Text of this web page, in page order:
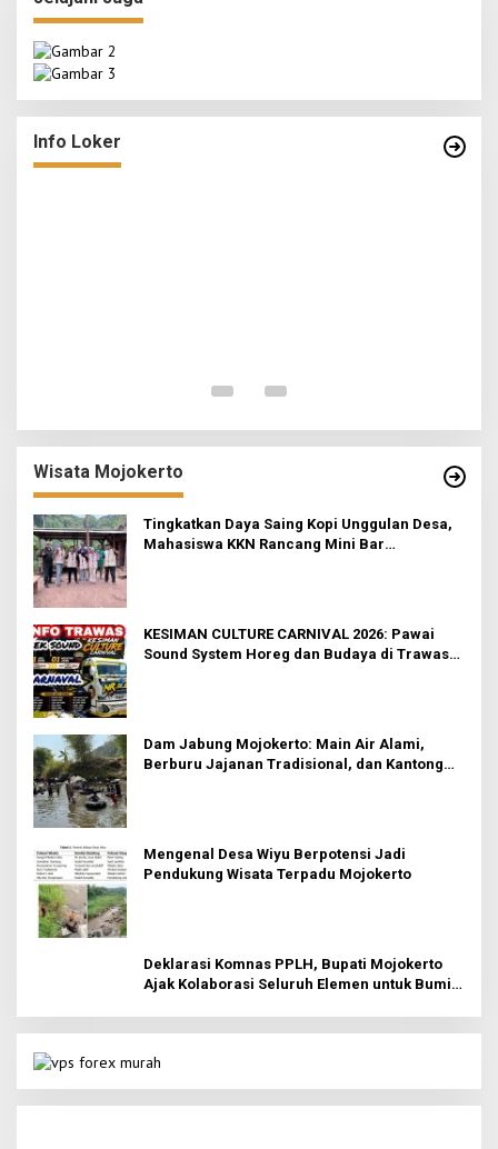
Info Loker
LPPM STIE Al-Anwar Gandeng Mitra Buka Call
Wisata Mojokerto
Tingkatkan Daya Saing Kopi Unggulan Desa,
Mahasiswa KKN Rancang Mini Bar
KESIMAN CULTURE CARNIVAL 2026: Pawai
Sound System Horeg dan Budaya di Trawas
Dam Jabung Mojokerto: Main Air Alami,
Berburu Jajanan Tradisional, dan Kantong
Mengenal Desa Wiyu Berpotensi Jadi
Pendukung Wisata Terpadu Mojokerto
Deklarasi Komnas PPLH, Bupati Mojokerto
Ajak Kolaborasi Seluruh Elemen untuk Bumi